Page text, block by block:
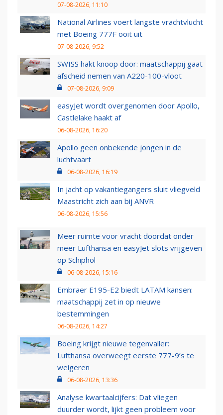
07-08-2026, 11:10
National Airlines voert langste vrachtvlucht
met Boeing 777F ooit uit
07-08-2026, 9:52
SWISS hakt knoop door: maatschappij gaat
afscheid nemen van A220-100-vloot
07-08-2026, 9:09
easyJet wordt overgenomen door Apollo,
Castlelake haakt af
06-08-2026, 16:20
Apollo geen onbekende jongen in de
luchtvaart
06-08-2026, 16:19
In jacht op vakantiegangers sluit vliegveld
Maastricht zich aan bij ANVR
06-08-2026, 15:56
Meer ruimte voor vracht doordat onder
meer Lufthansa en easyJet slots vrijgeven
op Schiphol
06-08-2026, 15:16
Embraer E195-E2 biedt LATAM kansen:
maatschappij zet in op nieuwe
bestemmingen
06-08-2026, 14:27
Boeing krijgt nieuwe tegenvaller:
Lufthansa overweegt eerste 777-9’s te
weigeren
06-08-2026, 13:36
Analyse kwartaalcijfers: Dat vliegen
duurder wordt, lijkt geen probleem voor